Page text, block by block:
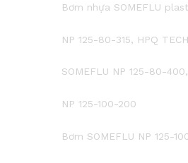
Bơm nhựa SOMEFLU
NP 125-80-315, HPQ
SOMEFLU NP 125-80-
NP 125-100-200
Bơm SOMEFLU NP 125-